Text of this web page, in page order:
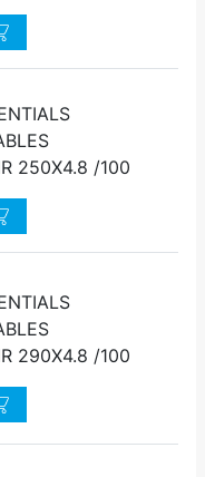
quantité
quantité
250X4.8 /100
quantité
quantité
290X4.8 /100
quantité
quantité